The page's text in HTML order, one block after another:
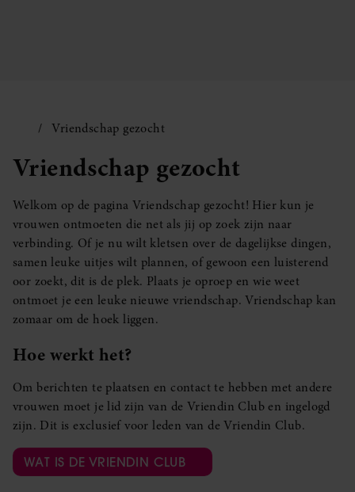
Vriendschap gezocht
Vriendschap gezocht
Welkom op de pagina Vriendschap gezocht! Hier kun je
vrouwen ontmoeten die net als jij op zoek zijn naar
verbinding. Of je nu wilt kletsen over de dagelijkse dingen,
samen leuke uitjes wilt plannen, of gewoon een luisterend
oor zoekt, dit is de plek. Plaats je oproep en wie weet
ontmoet je een leuke nieuwe vriendschap. Vriendschap kan
zomaar om de hoek liggen.
Hoe werkt het?
Om berichten te plaatsen en contact te hebben met andere
vrouwen moet je lid zijn van de Vriendin Club en ingelogd
zijn. Dit is exclusief voor leden van de Vriendin Club.
WAT IS DE VRIENDIN CLUB